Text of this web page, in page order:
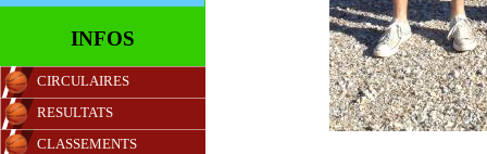
INFOS
CIRCULAIRES
RESULTATS
CLASSEMENTS